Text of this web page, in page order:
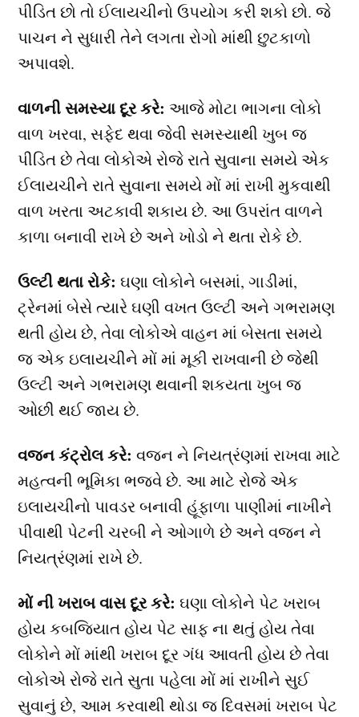
પીડિત છો તો ઈલાયચીનો ઉપયોગ કરી શકો છો. જે
પાચન ને સુધારી તેને લગતા રોગો માંથી છુટકાળો
અપાવશે.
વાળની સમસ્યા દૂર કરે: આજે મોટા ભાગના લોકો
વાળ ખરવા, સફેદ થવા જેવી સમસ્યાથી ખુબ જ
પીડિત છે તેવા લોકોએ રોજે રાતે સુવાના સમયે એક
ઈલાયચીને રાતે સુવાના સમયે મોં માં રાખી મુકવાથી
વાળ ખરતા અટકાવી શકાય છે. આ ઉપરાંત વાળને
કાળા બનાવી રાખે છે અને ખોડો ને થતા રોકે છે.
ઉલ્ટી થતા રોકે: ઘણા લોકોને બસમાં, ગાડીમાં,
ટ્રેનમાં બેસે ત્યારે ઘણી વખત ઉલ્ટી અને ગભરામણ
થતી હોય છે, તેવા લોકોએ વાહન માં બેસતા સમયે
જ એક ઇલાયચીને મોં માં મૂકી રાખવાની છે જેથી
ઉલ્ટી અને ગભરામણ થવાની શકયતા ખુબ જ
ઓછી થઈ જાય છે.
વજન કંટ્રોલ કરે: વજન ને નિયત્રંણમાં રાખવા માટે
મહત્વની ભૂમિકા ભજવે છે. આ માટે રોજે એક
ઇલાયચીનો પાવડર બનાવી હૂંફાળા પાણીમાં નાખીને
પીવાથી પેટની ચરબી ને ઓગાળે છે અને વજન ને
નિયત્રંણમાં રાખે છે.
મોં ની ખરાબ વાસ દૂર કરે: ઘણા લોકોને પેટ ખરાબ
હોય કબજિયાત હોય પેટ સાફ ના થતું હોય તેવા
લોકોને મોં માંથી ખરાબ દૂર ગંધ આવતી હોય છે તેવા
લોકોએ રોજે રાતે સુતા પહેલા મોં માં રાખીને સુઈ
સુવાનું છે, આમ કરવાથી થોડા જ દિવસમાં ખરાબ પેટ